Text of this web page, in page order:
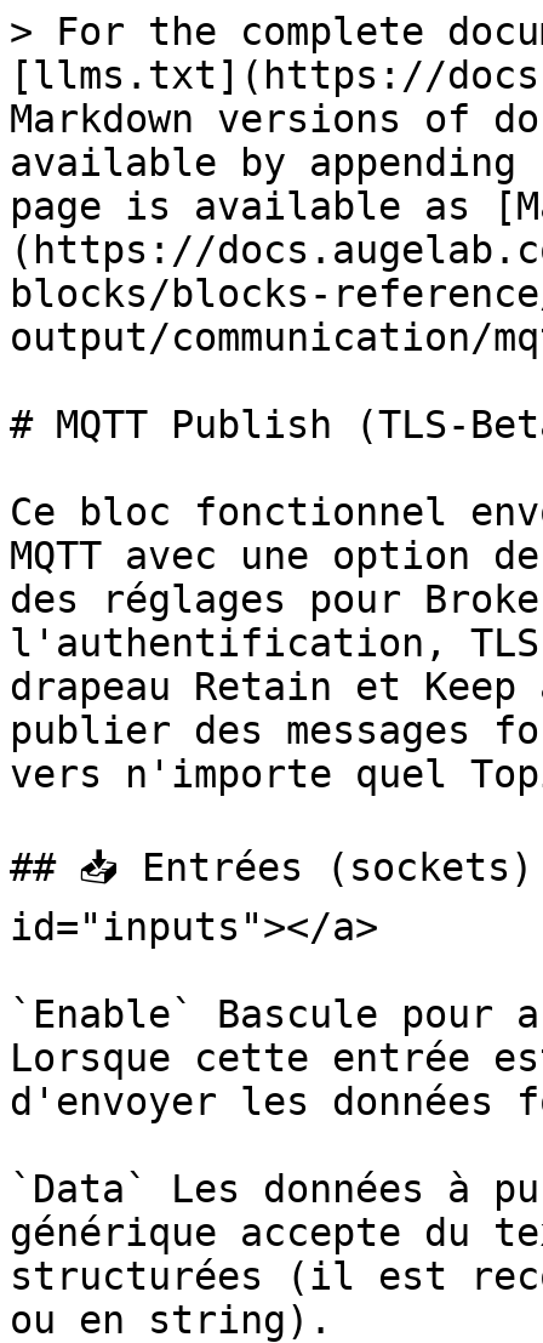
> For the complete
[llms.txt](https://
Markdown versions of
available by
page is available as
(https://
blocks/blocks-
output/communication/
# MQTT Publish (TLS-
Ce bloc fonctionnel
MQTT avec une
des réglages pour
l'authentification, TLS
drapeau Retain et
publier des messages
vers n'importe quel
## 📥 Entrées
id="inputs"></a>
`Enable` Bascule
Lorsque cette entrée
d'envoyer les données
`Data` Les données à
générique accepte du
structurées (il est
ou en string).